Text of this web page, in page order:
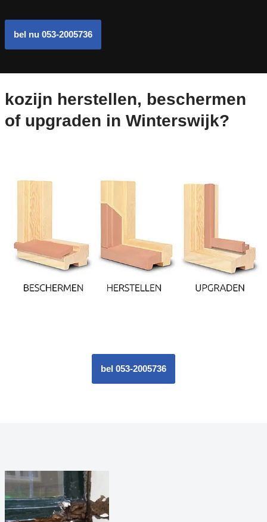
bel nu 053-2005736
kozijn herstellen, beschermen
of upgraden in Winterswijk?
bel 053-2005736